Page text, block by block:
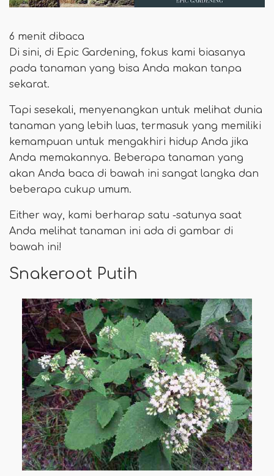
6 menit dibaca
Di sini, di Epic Gardening, fokus kami biasanya
pada tanaman yang bisa Anda makan tanpa
sekarat.
Tapi sesekali, menyenangkan untuk melihat dunia
tanaman yang lebih luas, termasuk yang memiliki
kemampuan untuk mengakhiri hidup Anda jika
Anda memakannya. Beberapa tanaman yang
akan Anda baca di bawah ini sangat langka dan
beberapa cukup umum.
Either way, kami berharap satu -satunya saat
Anda melihat tanaman ini ada di gambar di
bawah ini!
Snakeroot Putih